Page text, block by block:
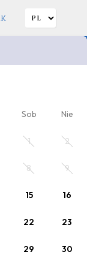
Sob Nie
1 2
8 9
15 16
22 23
29 30